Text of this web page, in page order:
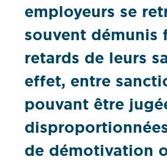
employeurs se
souvent démunis
retards de leurs
effet, entre
pouvant être
de démotivation